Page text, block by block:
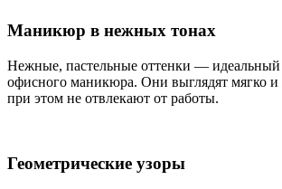
Маникюр в нежных тонах
Нежные, пастельные оттенки —
офисного маникюра. Они выглядят мягко
при этом не отвлекают от работы.
Геометрические узоры